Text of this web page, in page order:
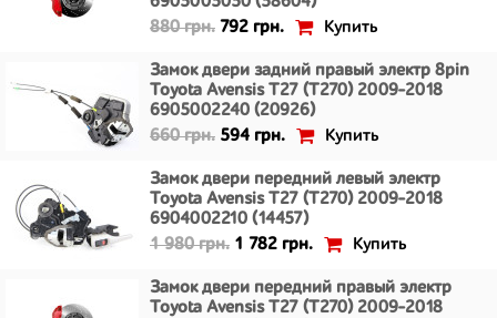
880 грн. 792 грн. Купить
Замок двери задний правый электр 8pin
Toyota Avensis T27 (T270) 2009-2018
6905002240 (20926)
660 грн. 594 грн. Купить
Замок двери передний левый электр
Toyota Avensis T27 (T270) 2009-2018
6904002210 (14457)
1 980 грн. 1 782 грн. Купить
Замок двери передний правый электр
Toyota Avensis T27 (T270) 2009-2018